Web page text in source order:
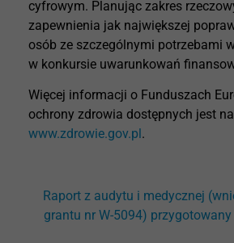
cyfrowym. Planując zakres
zapewnienia jak największej
osób ze szczególnymi potrzebami
w konkursie uwarunkowań
Więcej informacji o Funduszach
ochrony zdrowia dostępnych jest
www.zdrowie.gov.pl .
Raport z audytu i medycznej
grantu nr W-5094)